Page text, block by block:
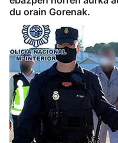
du orain Gorenak.